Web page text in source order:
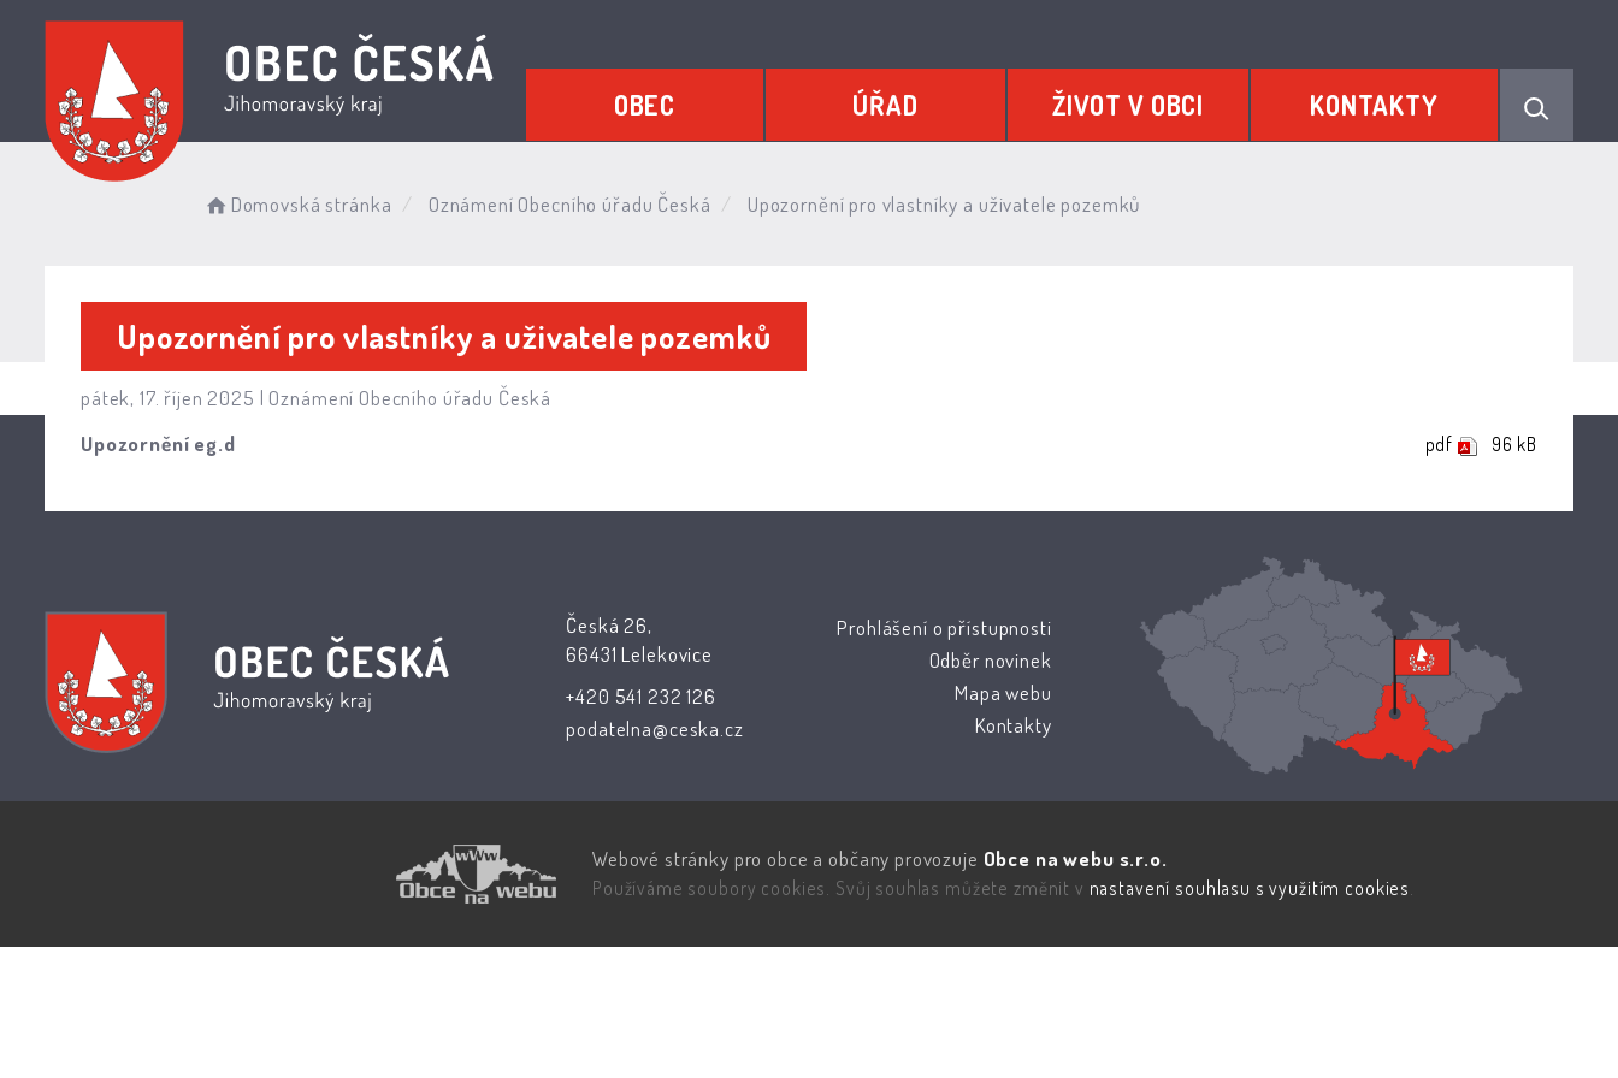
OBEC ÚŘAD ŽIVOT V OBCI KONTAKTY
Domovská stránka Oznámení Obecního úřadu Česká Upozornění pro vlastníky a uživatele pozemků
Upozornění pro vlastníky a uživatele pozemků
pátek, 17. říjen 2025 | Oznámení Obecního úřadu Česká
Upozornění eg.d
pdf 96 kB
Česká 26,
66431 Lelekovice
+420 541 232 126
podatelna@ceska.cz
Prohlášení o přístupnosti
Odběr novinek
Mapa webu
Kontakty
Webové stránky pro obce a občany provozuje Obce na webu s.r.o.
Používáme soubory cookies. Svůj souhlas můžete změnit v nastavení souhlasu s využitím cookies.